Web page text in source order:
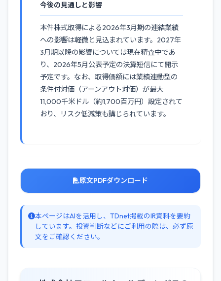
今後の見通しと影響
本件株式取得による2026年3月期の連結業績
への影響は軽微と見込まれています。2027年
3月期以降の影響については現在精査中であ
り、2026年5月公表予定の決算短信にて開示
予定です。なお、取得価額には業績連動型の
条件付対価（アーンアウト対価）が最大
11,000千米ドル（約1,700百万円）設定されて
おり、リスク低減策も講じられています。
原文PDFダウンロード
本ページはAIを活用し、TDnet掲載のIR資料を要約
しています。投資判断などにご利用の際は、必ず原
文をご確認ください。